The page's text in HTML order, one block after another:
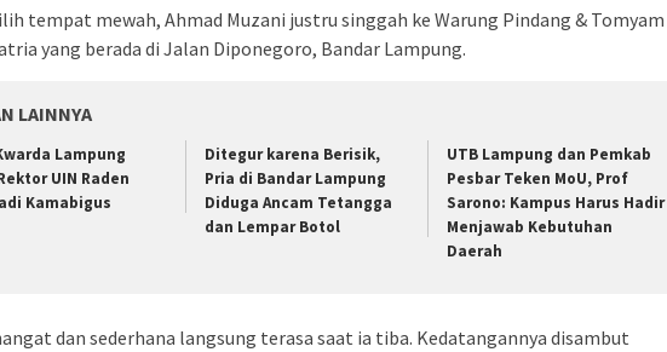
tempat mewah, Ahmad Muzani justru singgah ke Warung Pindang & Tomyam
yang berada di Jalan Diponegoro, Bandar Lampung.
LAINNYA
Lampung
UIN Raden
Kamabigus
Ditegur karena Berisik,
Pria di Bandar Lampung
Diduga Ancam Tetangga
dan Lempar Botol
UTB Lampung dan Pemkab
Pesbar Teken MoU, Prof
Sarono: Kampus Harus Hadir
Menjawab Kebutuhan
Daerah
dan sederhana langsung terasa saat ia tiba. Kedatangannya disambut